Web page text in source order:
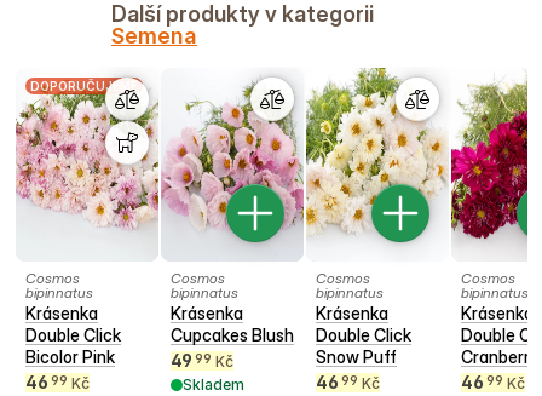
Další produkty v kategorii
Semena
DOPORUČUJEME
Cosmos
bipinnatus
Krásenka
Double Click
Bicolor Pink
46 99 Kč
Cosmos
bipinnatus
Krásenka
Cupcakes Blush
49 99 Kč
Skladem
Cosmos
bipinnatus
Krásenka
Double Click
Snow Puff
46 99 Kč
Cosmos
bipinnatus
Krásenka
Double
46 99 Kč